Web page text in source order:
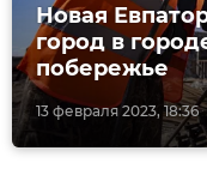
13 февраля 2023, 18:36
Новая
город в
побережье